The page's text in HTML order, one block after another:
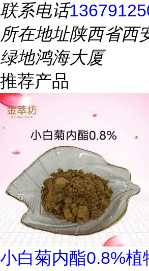
联系电话
所在地址陕西省西
绿地鸿海大厦
推荐产品
小白菊内酯0.8%植